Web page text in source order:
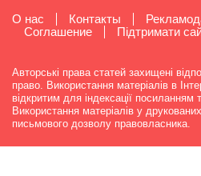
О нас Контакты
Cоглашение
Підтримати
Авторські права статей захищені
право. Використання матеріалів в
відкритим для індексації посиланням
Використання матеріалів у
письмового дозволу правовласника.